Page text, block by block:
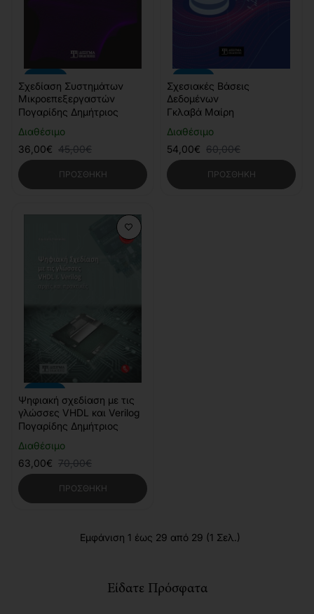
-20%
Διαθέσιμο
Σχεδίαση Συστημάτων
Μικροεπεξεργαστών
Πογαρίδης Δημήτριος
36,00€ 45,00€
ΠΡΟΣΘΉΚΗ
-10%
Διαθέσιμο
Σχεσιακές Βάσεις
Δεδομένων
Γκλαβά Μαίρη
54,00€ 60,00€
ΠΡΟΣΘΉΚΗ
-10%
Διαθέσιμο
Ψηφιακή σχεδίαση με τις
γλώσσες VHDL και Verilog
Πογαρίδης Δημήτριος
63,00€ 70,00€
ΠΡΟΣΘΉΚΗ
Εμφάνιση 1 έως 29 από 29 (1 Σελ.)
Είδατε Πρόσφατα